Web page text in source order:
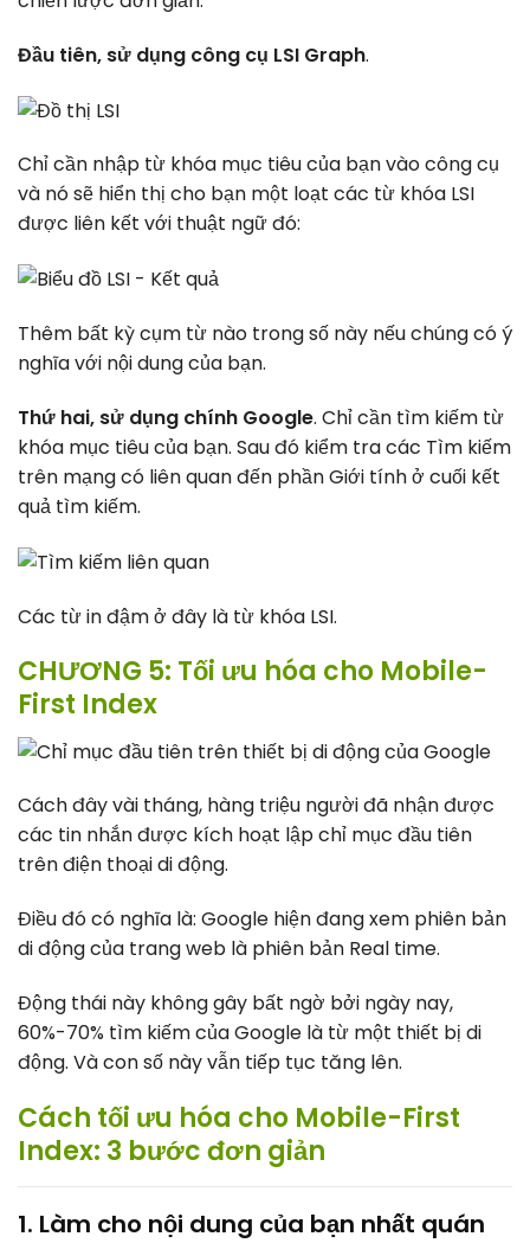
Đầu tiên, sử dụng công cụ LSI Graph.
Chỉ cần nhập từ khóa mục tiêu của bạn vào công cụ
và nó sẽ hiển thị cho bạn một loạt các từ khóa LSI
được liên kết với thuật ngữ đó:
Thêm bất kỳ cụm từ nào trong số này nếu chúng có ý
nghĩa với nội dung của bạn.
Thứ hai, sử dụng chính Google. Chỉ cần tìm kiếm từ
khóa mục tiêu của bạn. Sau đó kiểm tra các Tìm kiếm
trên mạng có liên quan đến phần Giới tính ở cuối kết
quả tìm kiếm.
Các từ in đậm ở đây là từ khóa LSI.
CHƯƠNG 5: Tối ưu hóa cho Mobile-
First Index
Cách đây vài tháng, hàng triệu người đã nhận được
các tin nhắn được kích hoạt lập chỉ mục đầu tiên
trên điện thoại di động.
Điều đó có nghĩa là: Google hiện đang xem phiên bản
di động của trang web là phiên bản Real time.
Động thái này không gây bất ngờ bởi ngày nay,
60%-70% tìm kiếm của Google là từ một thiết bị di
động. Và con số này vẫn tiếp tục tăng lên.
Cách tối ưu hóa cho Mobile-First
Index: 3 bước đơn giản
1. Làm cho nội dung của bạn nhất quán